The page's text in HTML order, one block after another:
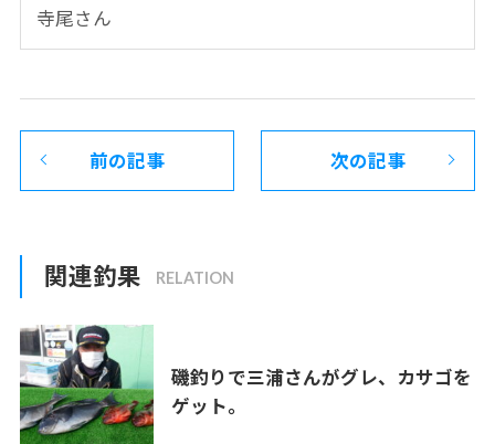
寺尾さん
前の記事 次の記事
関連釣果
磯釣りで三浦さんがグレ、カサゴを
ゲット。